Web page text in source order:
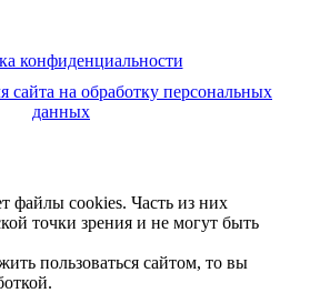
конфиденциальности
сайта на обработку персональных
данных
файлы cookies. Часть из них
точки зрения и не могут быть
пользоваться сайтом, то вы